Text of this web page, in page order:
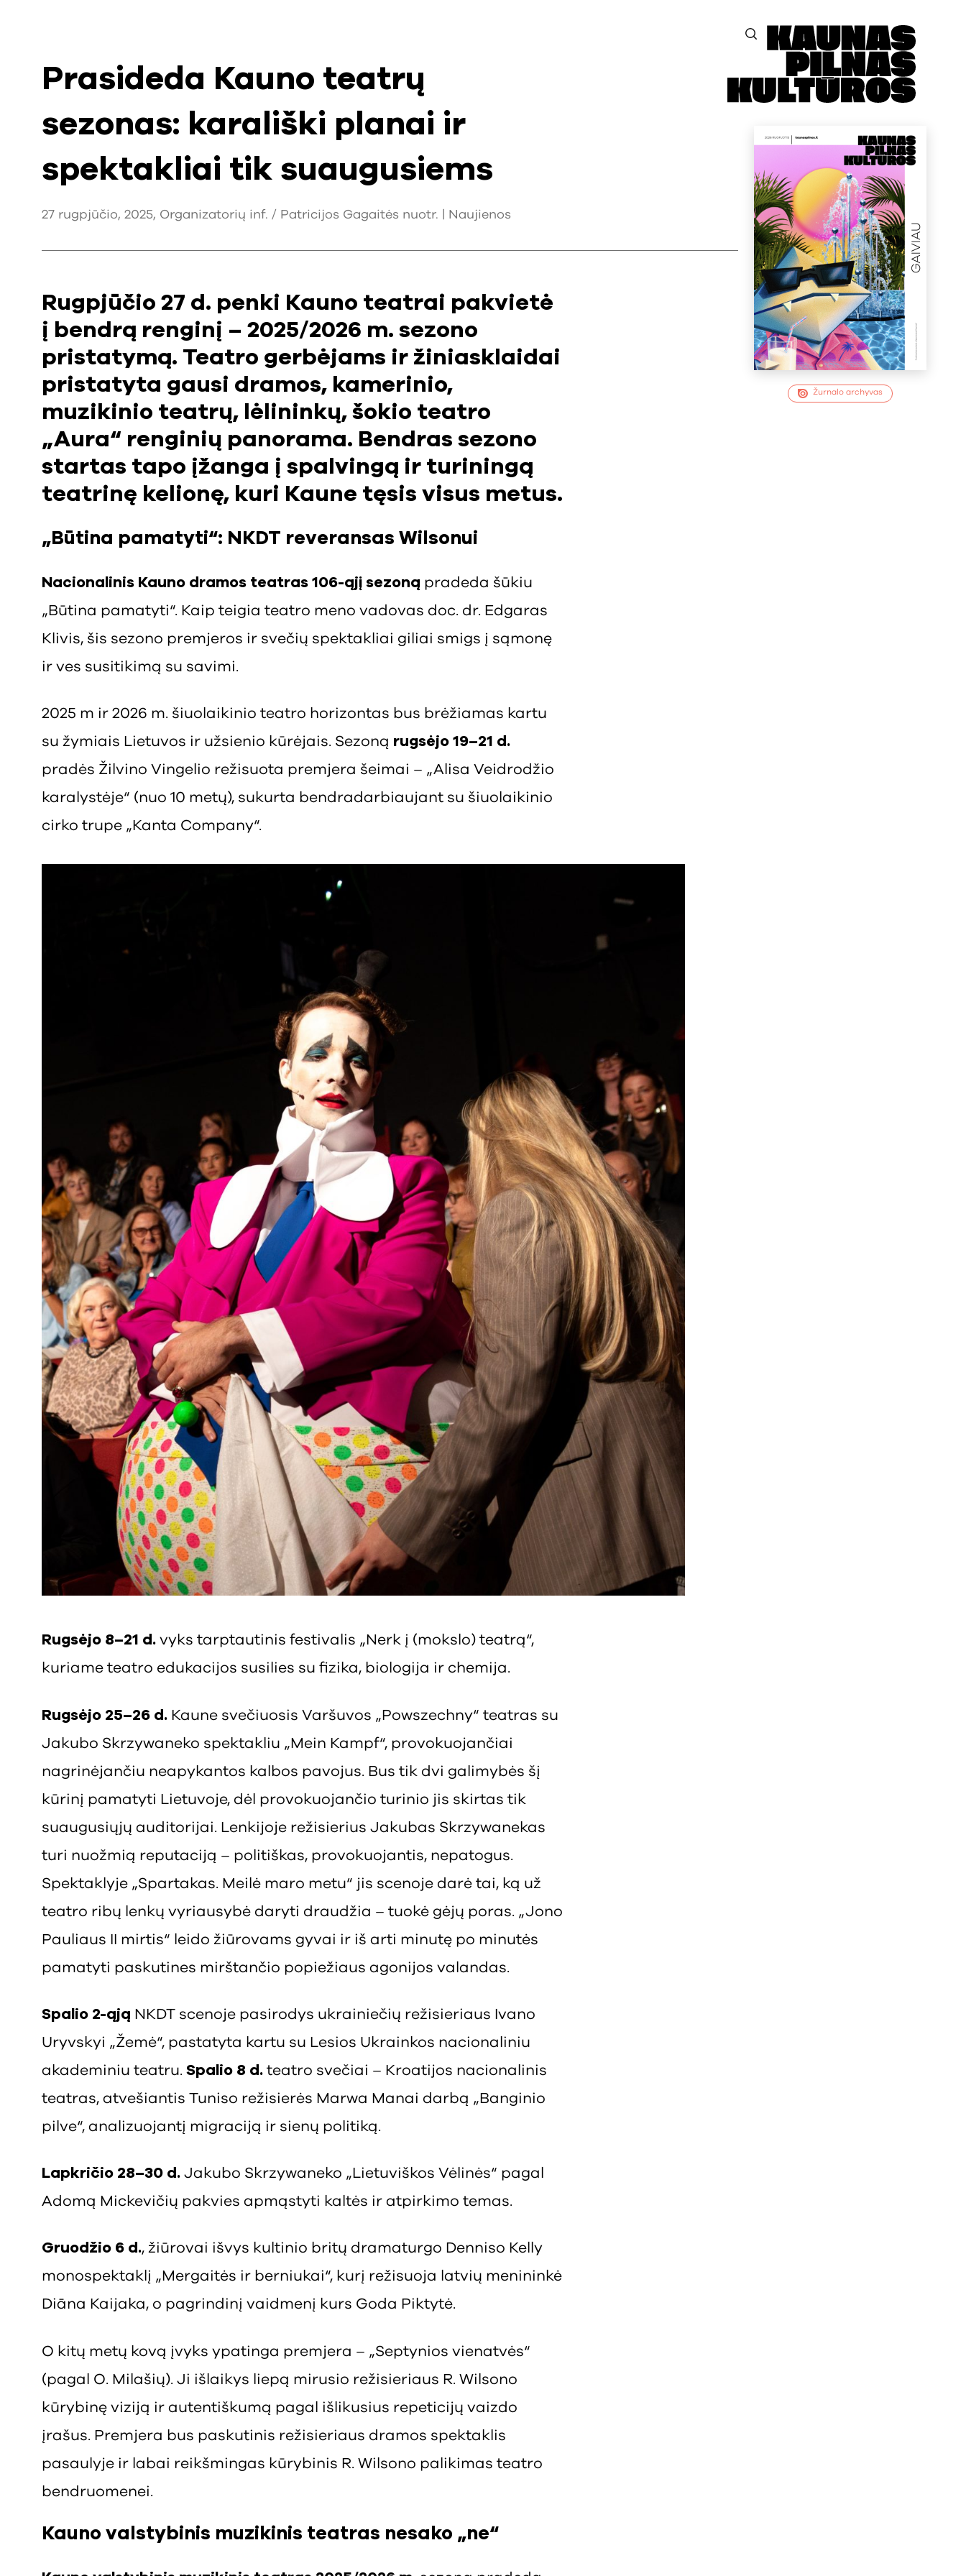
Žurnalo archyvas
Prasideda Kauno teatrų
sezonas: karališki planai ir
spektakliai tik suaugusiems
27 rugpjūčio, 2025, Organizatorių inf. / Patricijos Gagaitės nuotr. | Naujienos
Rugpjūčio 27 d. penki Kauno teatrai pakvietė
į bendrą renginį – 2025/2026 m. sezono
pristatymą. Teatro gerbėjams ir žiniasklaidai
pristatyta gausi dramos, kamerinio,
muzikinio teatrų, lėlininkų, šokio teatro
„Aura“ renginių panorama. Bendras sezono
startas tapo įžanga į spalvingą ir turiningą
teatrinę kelionę, kuri Kaune tęsis visus metus.
„Būtina pamatyti“: NKDT reveransas Wilsonui
Nacionalinis Kauno dramos teatras 106-ąjį sezoną pradeda šūkiu
„Būtina pamatyti“. Kaip teigia teatro meno vadovas doc. dr. Edgaras
Klivis, šis sezono premjeros ir svečių spektakliai giliai smigs į sąmonę
ir ves susitikimą su savimi.
2025 m ir 2026 m. šiuolaikinio teatro horizontas bus brėžiamas kartu
su žymiais Lietuvos ir užsienio kūrėjais. Sezoną rugsėjo 19–21 d.
pradės Žilvino Vingelio režisuota premjera šeimai – „Alisa Veidrodžio
karalystėje“ (nuo 10 metų), sukurta bendradarbiaujant su šiuolaikinio
cirko trupe „Kanta Company“.
Rugsėjo 8–21 d.vyks tarptautinis festivalis „Nerk į (mokslo) teatrą“,
kuriame teatro edukacijos susilies su fizika, biologija ir chemija.
Rugsėjo 25–26 d.Kaune svečiuosis Varšuvos „Powszechny“ teatras su
Jakubo Skrzywaneko spektakliu „Mein Kampf“, provokuojančiai
nagrinėjančiu neapykantos kalbos pavojus. Bus tik dvi galimybės šį
kūrinį pamatyti Lietuvoje, dėl provokuojančio turinio jis skirtas tik
suaugusiųjų auditorijai. Lenkijoje režisierius Jakubas Skrzywanekas
turi nuožmią reputaciją – politiškas, provokuojantis, nepatogus.
Spektaklyje „Spartakas. Meilė maro metu“ jis scenoje darė tai, ką už
teatro ribų lenkų vyriausybė daryti draudžia – tuokė gėjų poras. „Jono
Pauliaus II mirtis“ leido žiūrovams gyvai ir iš arti minutę po minutės
pamatyti paskutines mirštančio popiežiaus agonijos valandas.
Spalio 2-ąją NKDT scenoje pasirodys ukrainiečių režisieriaus Ivano
Uryvskyi „Žemė“, pastatyta kartu su Lesios Ukrainkos nacionaliniu
akademiniu teatru. Spalio 8 d.teatro svečiai – Kroatijos nacionalinis
teatras, atvešiantis Tuniso režisierės Marwa Manai darbą „Banginio
pilve“, analizuojantį migraciją ir sienų politiką.
Lapkričio 28–30 d.Jakubo Skrzywaneko „Lietuviškos Vėlinės“ pagal
Adomą Mickevičių pakvies apmąstyti kaltės ir atpirkimo temas.
Gruodžio 6 d., žiūrovai išvys kultinio britų dramaturgo Denniso Kelly
monospektaklį „Mergaitės ir berniukai“, kurį režisuoja latvių menininkė
Diāna Kaijaka, o pagrindinį vaidmenį kurs Goda Piktytė.
O kitų metų kovą įvyks ypatinga premjera – „Septynios vienatvės“
(pagal O. Milašių). Ji išlaikys liepą mirusio režisieriaus R. Wilsono
kūrybinę viziją ir autentiškumą pagal išlikusius repeticijų vaizdo
įrašus. Premjera bus paskutinis režisieriaus dramos spektaklis
pasaulyje ir labai reikšmingas kūrybinis R. Wilsono palikimas teatro
bendruomenei.
Kauno valstybinis muzikinis teatras nesako „ne“